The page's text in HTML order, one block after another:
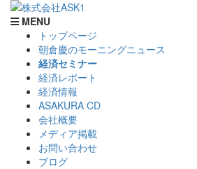
MENU
トップページ
朝倉慶のモーニングニュース
経済セミナー
経済レポート
経済情報
ASAKURA CD
会社概要
メディア掲載
お問い合わせ
ブログ